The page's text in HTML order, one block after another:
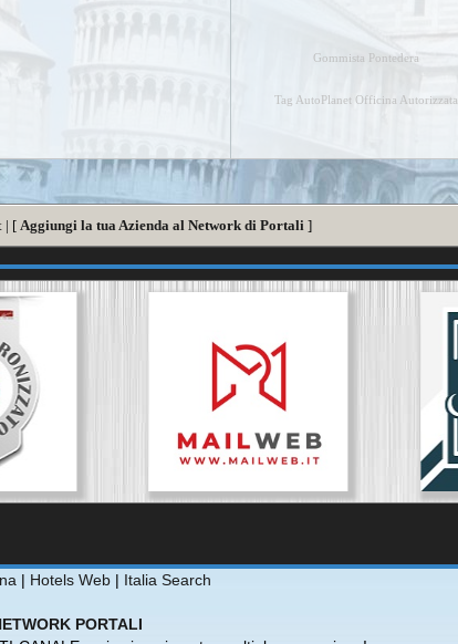
Gommista Pontedera
Tag AutoPlanet Officina Autorizzata
| [ Aggiungi la tua Azienda al Network di Portali ]
| Hotels Web | Italia Search
PORTALI